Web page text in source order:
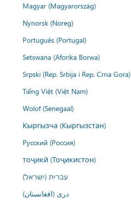
Magyar (Magyarország)
Nynorsk (Noreg)
Português (Portugal)
Setswana (Aforika Borwa)
Srpski (Rep. Srbija i Rep. Crna Gora)
Tiếng Việt (Việt Nam)
Wolof (Senegaal)
Кыргызча (Кыргызстан)
Русский (Россия)
тоҷикӣ (Тоҷикистон)
עברית (ישראל)
درى (افغانستان)